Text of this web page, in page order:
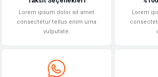
Lorem ipsum dolor sit amet
consectetur tellus enim urna
vulputate.
Lorem